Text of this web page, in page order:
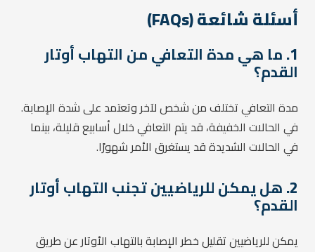
أسئلة شائعة (FAQs)
1. ما هي مدة التعافي من التهاب أوتار
القدم؟
مدة التعافي تختلف من شخص لآخر وتعتمد على شدة الإصابة.
في الحالات الخفيفة، قد يتم التعافي خلال أسابيع قليلة، بينما
في الحالات الشديدة قد يستغرق الأمر شهورًا.
2. هل يمكن للرياضيين تجنب التهاب أوتار
القدم؟
يمكن للرياضيين تقليل خطر الإصابة بالتهاب الأوتار عن طريق